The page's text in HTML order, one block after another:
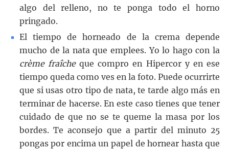
algo del relleno, no te ponga todo el horno
pringado.
El tiempo de horneado de la crema depende
mucho de la nata que emplees. Yo lo hago con la
crème fraîcheque compro en Hipercor y en ese
tiempo queda como ves en la foto. Puede ocurrirte
que si usas otro tipo de nata, te tarde algo más en
terminar de hacerse. En este caso tienes que tener
cuidado de que no se te queme la masa por los
bordes. Te aconsejo que a partir del minuto 25
pongas por encima un papel de hornear hasta que